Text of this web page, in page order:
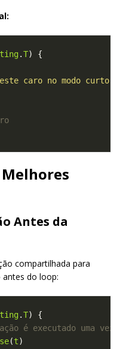
.T
caro no modo curto"
Melhores
Antes da
compartilhada para
do loop:
.T
(t